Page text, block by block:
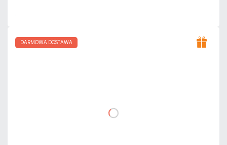
DARMOWA DOSTAWA